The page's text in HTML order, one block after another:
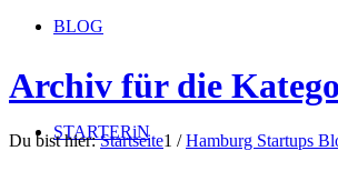
BLOG
STARTERiN
Archiv für die
Du bist hier: Startseite1 / Hamburg Startups